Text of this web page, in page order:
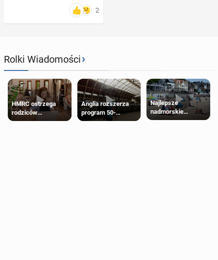
2
Rolki Wiadomości›
HMRC ostrzega
rodziców
pobierających Child
Anglia rozszerza
program 50-
procentowych
Najlepsze
nadmorskie
miasteczko blisko